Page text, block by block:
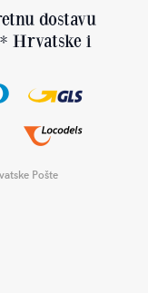
dostavu
Hrvatske i
Pošte